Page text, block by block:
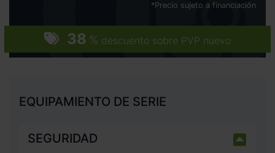
38 % descuento sobre PVP nuevo
*Precio sujeto a financiación
EQUIPAMIENTO DE SERIE
SEGURIDAD